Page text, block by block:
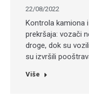
22/08/2022
Kontrola kamiona
prekršaja: vozači
droge, dok su
su izvršili
Više